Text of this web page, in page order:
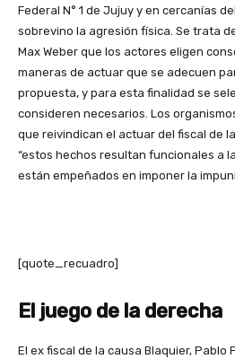
Federal N° 1 de Jujuy y en cercanías
sobrevino la agresión física. Se trata
Max Weber que los actores eligen
maneras de actuar que se adecuen
propuesta, y para esta finalidad se
consideren necesarios. Los
que reivindican el actuar del fiscal de
“estos hechos resultan funcionales a
están empeñados en imponer la
[quote_recuadro]
El juego de la derecha
El ex fiscal de la causa Blaquier, Pablo